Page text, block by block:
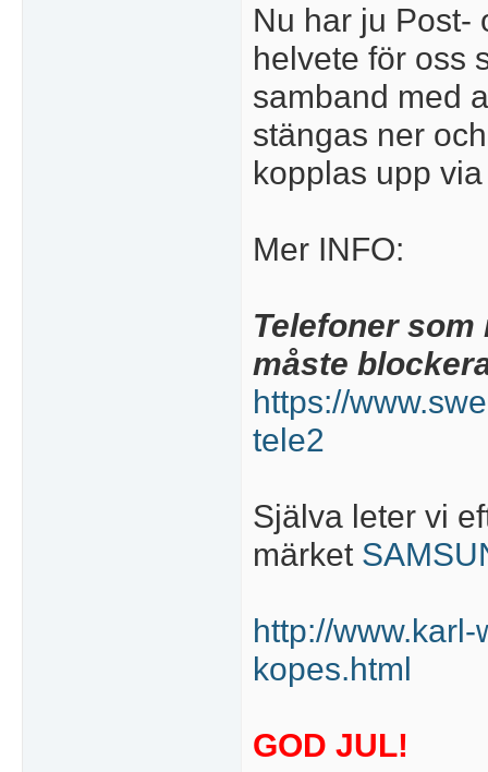
Nu har ju Post-
helvete för oss
samband med
stängas ner
kopplas upp
Mer INFO:
Telefoner som
måste
https://
tele2
Själva leter vi
märket
http://
kopes.html
GOD JUL!